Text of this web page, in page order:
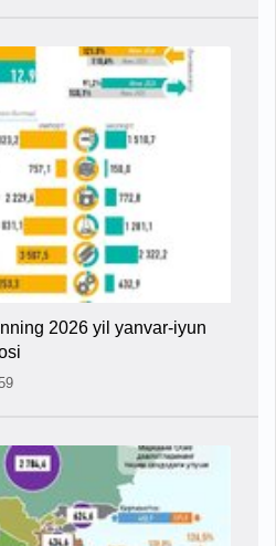
2026 yil yanvar-iyun